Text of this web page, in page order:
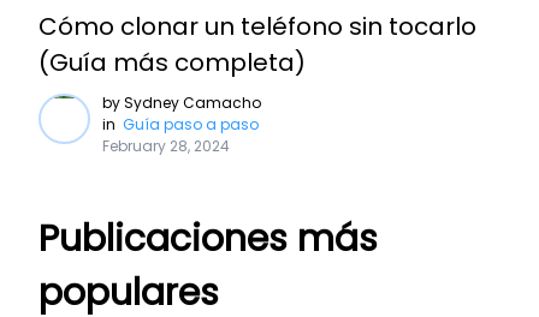
Cómo clonar un teléfono sin tocarlo
(Guía más completa)
bySydney Camacho
in Guía paso a paso
February 28, 2024
Publicaciones más
populares